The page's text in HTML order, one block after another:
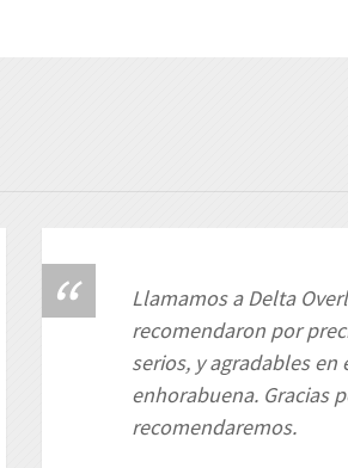
Llamamos a Delta
recomendaron por
serios, y agradables
enhorabuena. Gracias
recomendaremos.